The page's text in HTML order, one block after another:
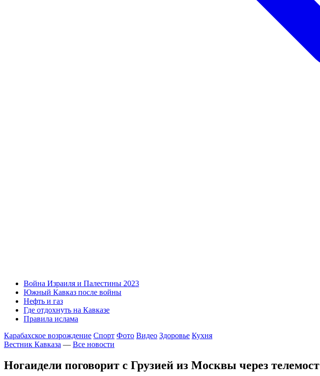
Война Израиля и Палестины 2023
Южный Кавказ после войны
Нефть и газ
Где отдохнуть на Кавказе
Правила ислама
Карабахское возрождение Спорт Фото Видео Здоровье Кухня
Вестник Кавказа — Все новости
Ногаидели поговорит с Грузией из Москвы через телемост